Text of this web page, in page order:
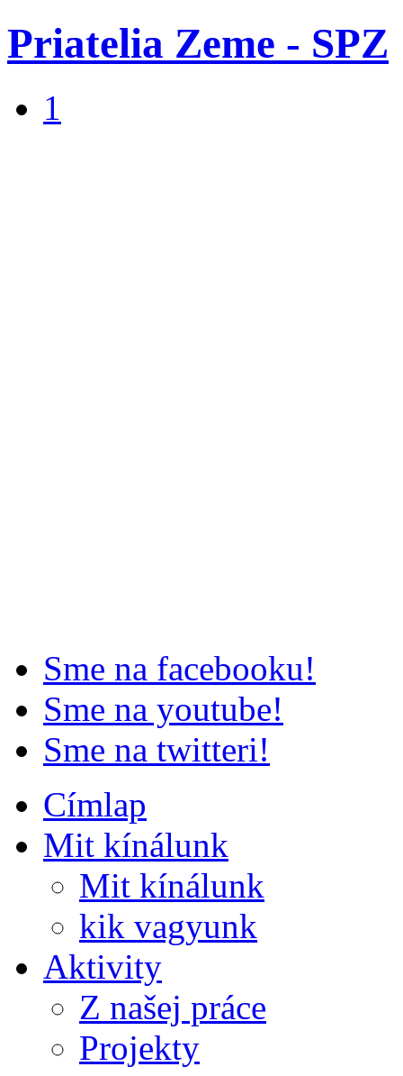
Priatelia Zeme - SPZ
1
Sme na facebooku!
Sme na youtube!
Sme na twitteri!
Címlap
Mit kínálunk
Mit kínálunk
kik vagyunk
Aktivity
Z našej práce
Projekty